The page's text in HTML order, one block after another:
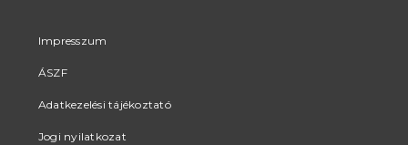
Impresszum
ÁSZF
Adatkezelési tájékoztató
Jogi nyilatkozat